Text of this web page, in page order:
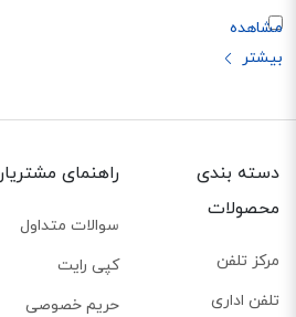
دسته بندی
محصولات
مرکز تلفن
تلفن اداری
راهنمای مشتریان
سوالات متداول
کپی رایت
حریم خصوصی